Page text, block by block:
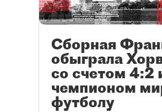
Сборная
обыграла
со счетом 4:2
чемпионом
футболу